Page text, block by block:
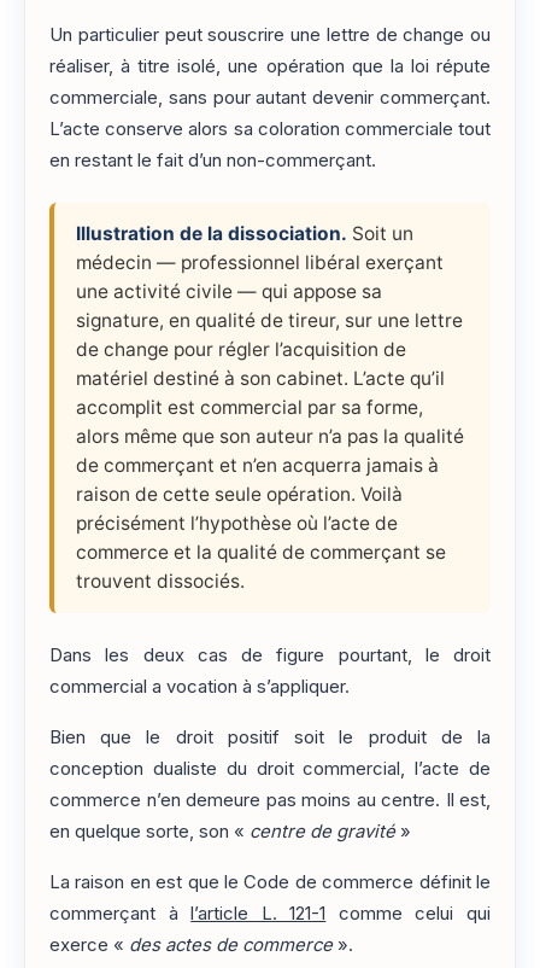
Un particulier peut souscrire une lettre de change ou
réaliser, à titre isolé, une opération que la loi répute
commerciale, sans pour autant devenir commerçant.
L’acte conserve alors sa coloration commerciale tout
en restant le fait d’un non-commerçant.
Illustration de la dissociation. Soit un
médecin — professionnel libéral exerçant
une activité civile — qui appose sa
signature, en qualité de tireur, sur une lettre
de change pour régler l’acquisition de
matériel destiné à son cabinet. L’acte qu’il
accomplit est commercial par sa forme,
alors même que son auteur n’a pas la qualité
de commerçant et n’en acquerra jamais à
raison de cette seule opération. Voilà
précisément l’hypothèse où l’acte de
commerce et la qualité de commerçant se
trouvent dissociés.
Dans les deux cas de figure pourtant, le droit
commercial a vocation à s’appliquer.
Bien que le droit positif soit le produit de la
conception dualiste du droit commercial, l’acte de
commerce n’en demeure pas moins au centre. Il est,
en quelque sorte, son « centre de gravité»
La raison en est que le Code de commerce définit le
commerçant à
l’article L. 121-1
comme celui qui
exerce « des actes de commerce».